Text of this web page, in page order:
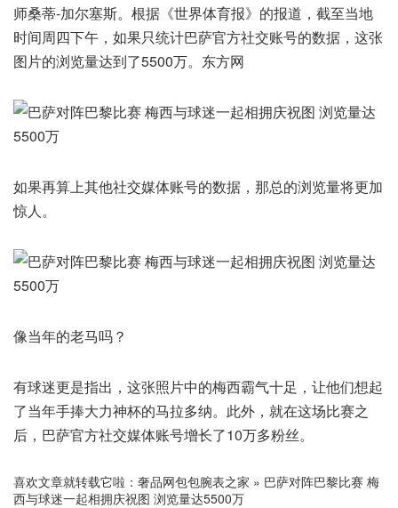
师桑蒂-加尔塞斯。根据《世界体育报》的报道，截至当地
时间周四下午，如果只统计巴萨官方社交账号的数据，这张
图片的浏览量达到了5500万。 东方网
如果再算上其他社交媒体账号的数据，那总的浏览量将更加
惊人。
像当年的老马吗？
有球迷更是指出，这张照片中的梅西霸气十足，让他们想起
了当年手捧大力神杯的马拉多纳。此外，就在这场比赛之
后，巴萨官方社交媒体账号增长了10万多粉丝。
喜欢文章就转载它啦： 奢品网包包腕表之家 » 巴萨对阵巴黎比赛 梅
西与球迷一起相拥庆祝图 浏览量达5500万